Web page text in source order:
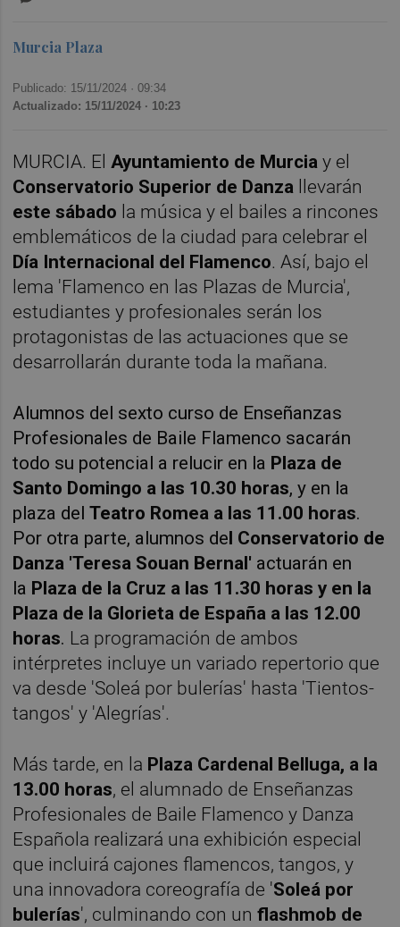
Murcia Plaza
Publicado: 15/11/2024 ·09:34
Actualizado: 15/11/2024 · 10:23
MURCIA. ElAyuntamiento de Murcia y el
Conservatorio Superior de Danza llevarán
este sábado la música y el bailes a rincones
emblemáticos de la ciudad para celebrar el
Día Internacional del Flamenco. Así, bajo el
lema 'Flamenco en las Plazas de Murcia',
estudiantes y profesionales serán los
protagonistas de las actuaciones que se
desarrollarán durante toda la mañana.
Alumnos del sexto curso de Enseñanzas
Profesionales de Baile Flamenco sacarán
todo su potencial a relucir en la Plaza de
Santo Domingo a las 10.30 horas, y en la
plaza delTeatro Romea a las 11.00 horas.
Por otra parte, alumnos del Conservatorio de
Danza 'Teresa Souan Bernal' actuarán en
la Plaza de la Cruz a las 11.30 horas y en la
Plaza de la Glorieta de España a las 12.00
horas. La programación de ambos
intérpretes incluye un variado repertorio que
va desde 'Soleá por bulerías' hasta 'Tientos-
tangos' y 'Alegrías'.
Más tarde, en la Plaza Cardenal Belluga, a la
13.00 horas, el alumnado de Enseñanzas
Profesionales de Baile Flamenco y Danza
Española realizará una exhibición especial
que incluirá cajones flamencos, tangos, y
una innovadora coreografía de 'Soleá por
bulerías', culminando con unflashmob de